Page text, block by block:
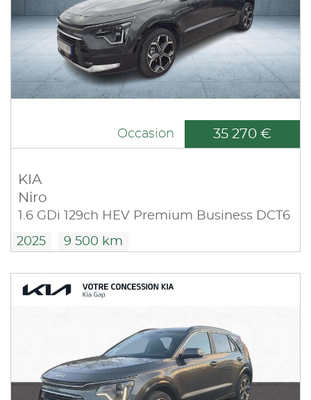
Occasion 35 270 €
KIA
Niro
1.6 GDi 129ch HEV Premium Business DCT6
2025 9 500 km